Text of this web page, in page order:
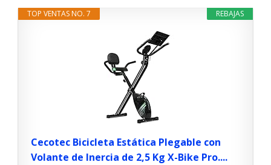
REBAJAS
TOP VENTAS NO. 7
Cecotec Bicicleta Estática Plegable con
Volante de Inercia de 2,5 Kg X-Bike Pro....